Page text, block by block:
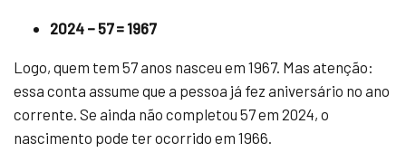
2024 – 57 = 1967
Logo, quem tem 57 anos nasceu em 1967. Mas atenção:
essa conta assume que a pessoa já fez aniversário no ano
corrente. Se ainda não completou 57 em 2024, o
nascimento pode ter ocorrido em 1966.